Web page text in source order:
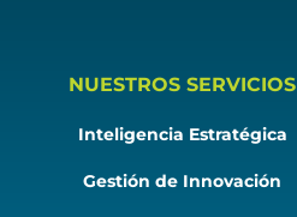
NUESTROS SERVICIOS
Inteligencia Estratégica
Gestión de Innovación